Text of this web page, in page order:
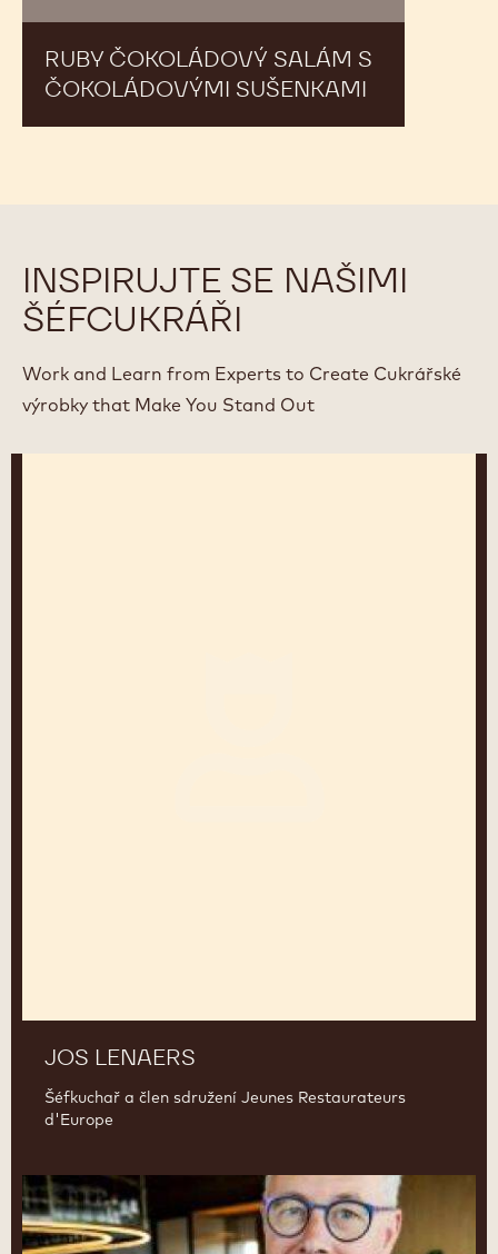
RUBY ČOKOLÁDOVÝ SALÁM S
ČOKOLÁDOVÝMI SUŠENKAMI
INSPIRUJTE SE NAŠIMI
ŠÉFCUKRÁŘI
Work and Learn from Experts to Create Cukrářské
výrobky that Make You Stand Out
JOS LENAERS
Šéfkuchař a člen sdružení Jeunes Restaurateurs
d'Europe
Bart
Van
Cauwenberghe